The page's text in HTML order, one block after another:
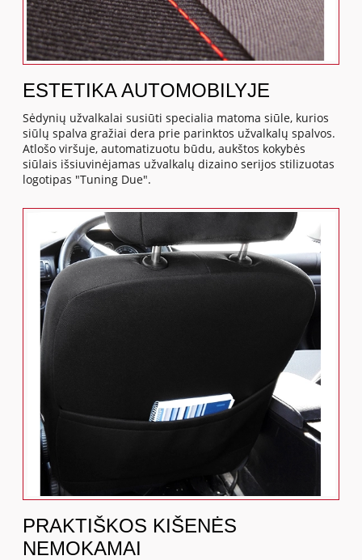
ESTETIKA AUTOMOBILYJE
Sėdynių užvalkalai susiūti specialia matoma siūle, kurios
siūlų spalva gražiai dera prie parinktos užvalkalų spalvos.
Atlošo viršuje, automatizuotu būdu, aukštos kokybės
siūlais išsiuvinėjamas užvalkalų dizaino serijos stilizuotas
logotipas "Tuning Due".
PRAKTIŠKOS KIŠENĖS
NEMOKAMAI